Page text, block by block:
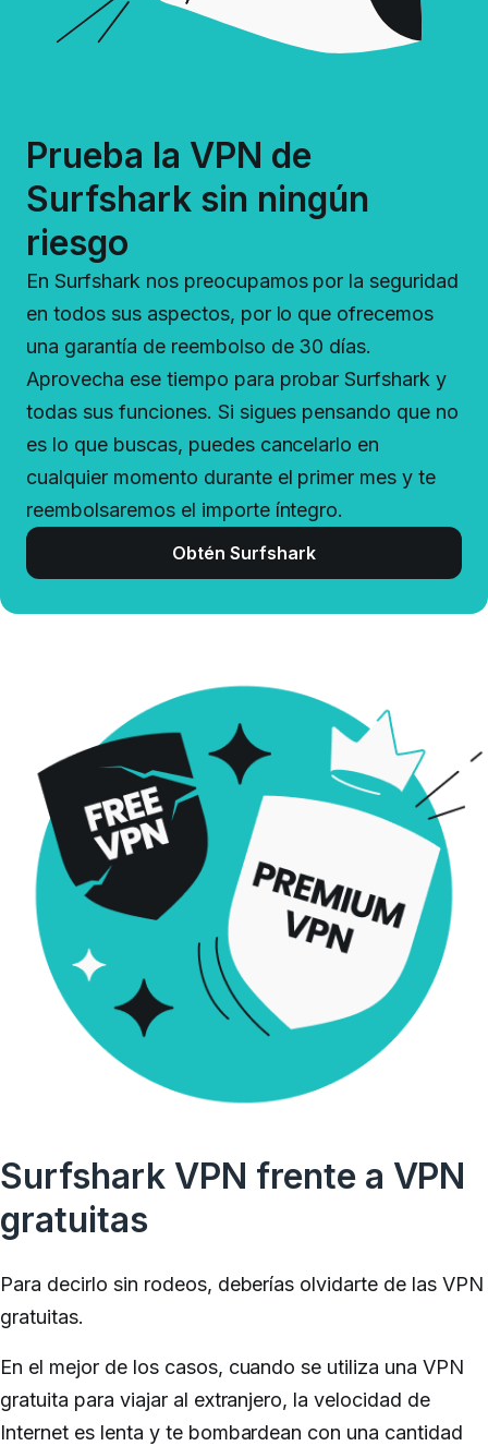
Prueba la VPN de
Surfshark sin ningún
riesgo
En Surfshark nos preocupamos por la seguridad
en todos sus aspectos, por lo que ofrecemos
una garantía de reembolso de 30 días.
Aprovecha ese tiempo para probar Surfshark y
todas sus funciones. Si sigues pensando que no
es lo que buscas, puedes cancelarlo en
cualquier momento durante el primer mes y te
reembolsaremos el importe íntegro.
Obtén Surfshark
Surfshark VPN frente a VPN
gratuitas
Para decirlo sin rodeos, deberías olvidarte de las VPN
gratuitas.
En el mejor de los casos, cuando se utiliza una VPN
gratuita para viajar al extranjero, la velocidad de
Internet es lenta y te bombardean con una cantidad